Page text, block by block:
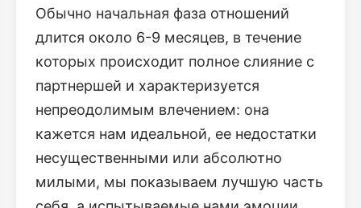
Обычно начальная фаза отношений
длится около 6-9 месяцев, в течение
которых происходит полное слияние с
партнершей и характеризуется
непреодолимым влечением: она
кажется нам идеальной, ее недостатки
несущественными или абсолютно
милыми, мы показываем лучшую часть